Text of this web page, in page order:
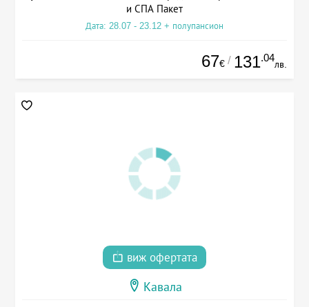
и СПА Пакет
Дата: 28.07 - 23.12 + полупансион
67€ / 131.04
лв.
виж офертата
Кавала